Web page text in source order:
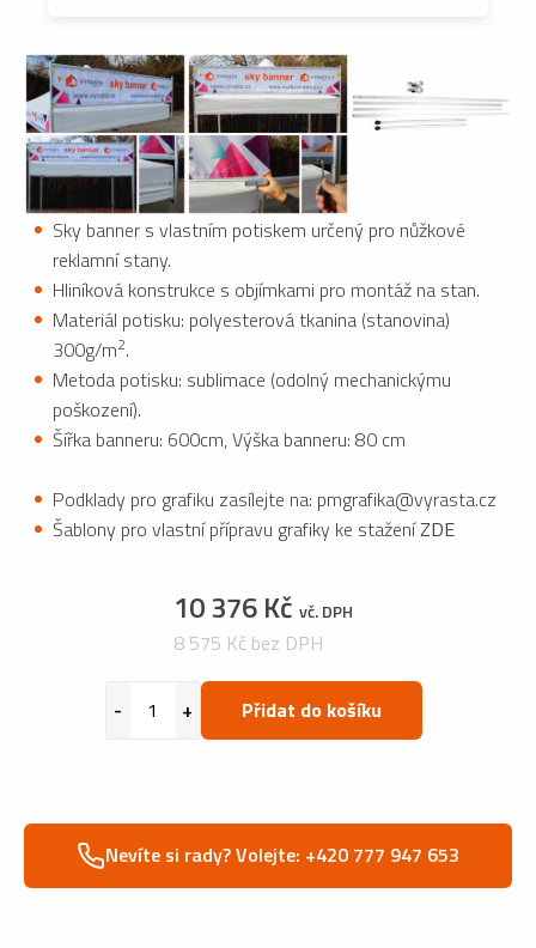
Sky banner s vlastním potiskem určený pro nůžkové
reklamní stany.
Hliníková konstrukce s objímkami pro montáž na stan.
Materiál potisku: polyesterová tkanina (stanovina)
300g/m2.
Metoda potisku: sublimace (odolný mechanickýmu
poškození).
Šířka banneru: 600cm, Výška banneru: 80 cm
Podklady pro grafiku zasílejte na: pmgrafika@vyrasta.cz
Šablony pro vlastní přípravu grafiky ke staženíZDE
10 376 Kč vč. DPH
8 575 Kč bez DPH
Přidat do košíku
Nevíte si rady? Volejte: +420 777 947 653